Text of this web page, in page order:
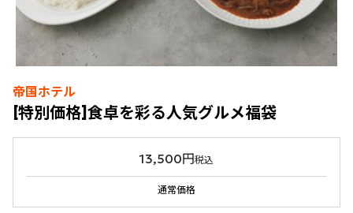
帝国ホテル
[特別価格]食卓を彩る人気グルメ福袋
13,500円税込
通常価格